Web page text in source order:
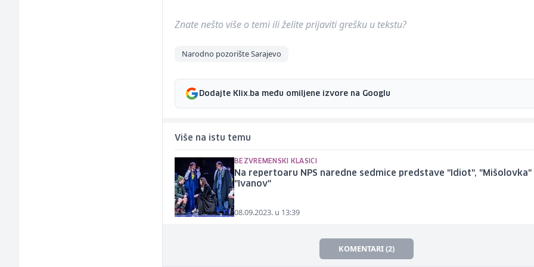
Znate nešto više o temi ili želite prijaviti grešku u tekstu?
Narodno pozorište Sarajevo
Dodajte Klix.ba među omiljene izvore na Googlu
Više na istu temu
BEZVREMENSKI KLASICI
Na repertoaru NPS naredne sedmice predstave "Idiot", "Mišolovka"
"Ivanov"
08.09.2023. u 13:39
KOMENTARI (2)